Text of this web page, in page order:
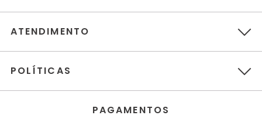
ATENDIMENTO
POLÍTICAS
PAGAMENTOS